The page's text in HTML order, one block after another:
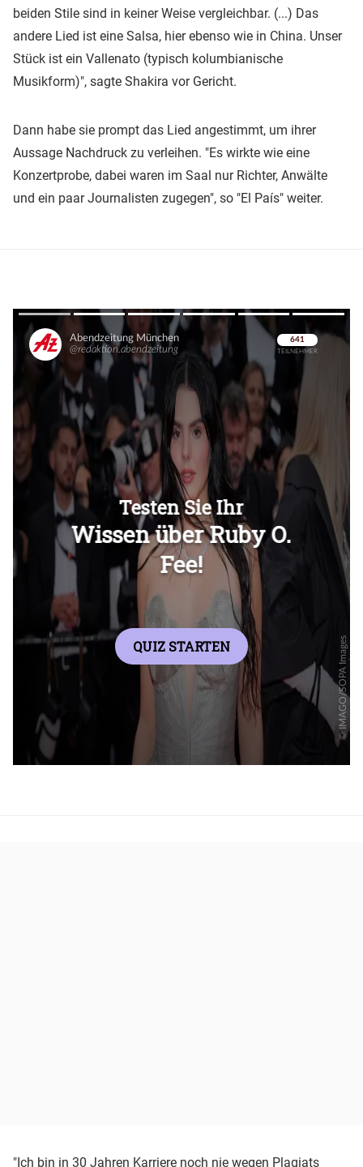
beiden Stile sind in keiner Weise vergleichbar. (...) Das
andere Lied ist eine Salsa, hier ebenso wie in China. Unser
Stück ist ein Vallenato (typisch kolumbianische
Musikform)", sagte Shakira vor Gericht.
Dann habe sie prompt das Lied angestimmt, um ihrer
Aussage Nachdruck zu verleihen. "Es wirkte wie eine
Konzertprobe, dabei waren im Saal nur Richter, Anwälte
und ein paar Journalisten zugegen", so "El País" weiter.
Überspringen
Überspringen
"Ich bin in 30 Jahren Karriere noch nie wegen Plagiats